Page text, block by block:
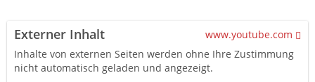
Externer Inhalt
www.youtube.com
Inhalte von externen Seiten werden ohne Ihre Zustimmung
nicht automatisch geladen und angezeigt.